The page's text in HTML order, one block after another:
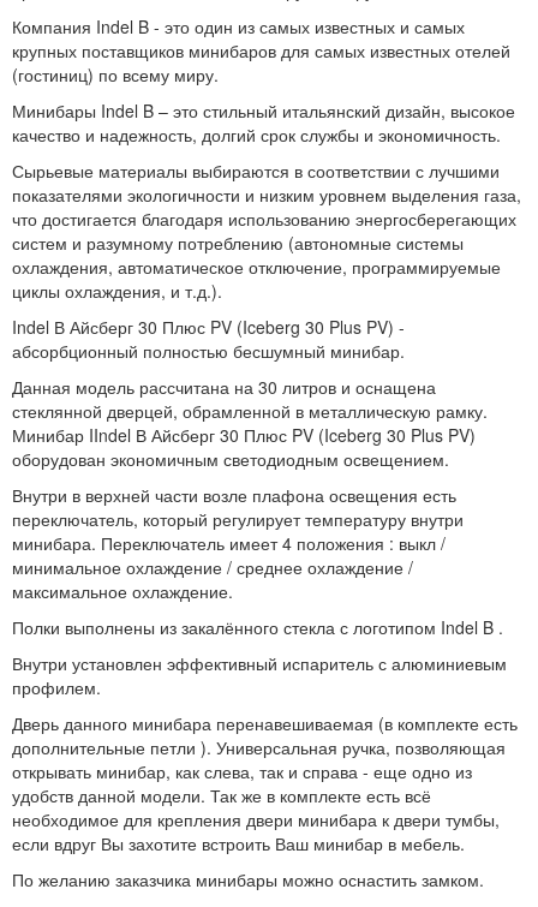
Компания Indel B - это один из самых известных и самых
крупных поставщиков минибаров для самых известных отелей
(гостиниц) по всему миру.
Минибары Indel B – это стильный итальянский дизайн, высокое
качество и надежность, долгий срок службы и экономичность.
Сырьевые материалы выбираются в соответствии с лучшими
показателями экологичности и низким уровнем выделения газа,
что достигается благодаря использованию энергосберегающих
систем и разумному потреблению (автономные системы
охлаждения, автоматическое отключение, программируемые
циклы охлаждения, и т.д.).
Indel В Айсберг 30 Плюс PV (Iceberg 30 Plus PV) -
абсорбционный полностью бесшумный минибар.
Данная модель рассчитана на 30 литров и оснащена
стеклянной дверцей, обрамленной в металлическую рамку.
Минибар IIndel В Айсберг 30 Плюс PV (Iceberg 30 Plus PV)
оборудован экономичным светодиодным освещением.
Внутри в верхней части возле плафона освещения есть
переключатель, который регулирует температуру внутри
минибара. Переключатель имеет 4 положения : выкл /
минимальное охлаждение / среднее охлаждение /
максимальное охлаждение.
Полки выполнены из закалённого стекла с логотипом Indel B .
Внутри установлен эффективный испаритель с алюминиевым
профилем.
Дверь данного минибара перенавешиваемая (в комплекте есть
дополнительные петли ). Универсальная ручка, позволяющая
открывать минибар, как слева, так и справа - еще одно из
удобств данной модели. Так же в комплекте есть всё
необходимое для крепления двери минибара к двери тумбы,
если вдруг Вы захотите встроить Ваш минибар в мебель.
По желанию заказчика минибары можно оснастить замком.